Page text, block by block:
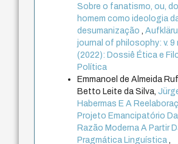
Sobre o fanatismo, ou, do
homem como ideologia
desumanização,
journal of philosophy: v. 9
(2022): Dossiê Ética e
Política
Emmanoel de Almeida
Betto Leite da Silva,
Habermas E A
Projeto Emancipatório Da
Razão Moderna A Partir
Pragmática Linguística,